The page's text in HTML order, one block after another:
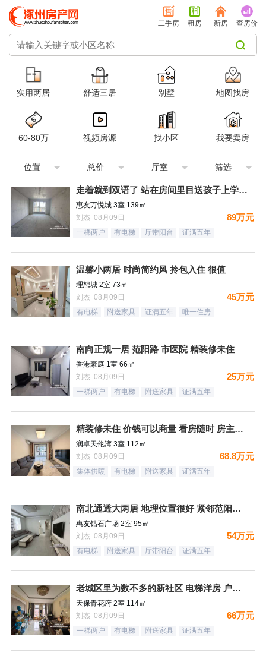
二手房 租房 新房 查房价
实用两居 舒适三居 别墅 地图找房
60-80万 视频房源 找小区 我要卖房
位置 总价 厅室 筛选
走着就到双语了 站在房间里目送孩子上学是一件多么幸福的事情
惠友万悦城 3室 139㎡
刘杰 08月09日
89万元
一梯两户 有电梯 厅带阳台 证满五年
温馨小两居 时尚简约风 拎包入住 很值
理想城 2室 73㎡
刘杰 08月09日
45万元
有电梯 附送家具 证满五年 唯一住房
南向正规一居 范阳路 市医院 精装修未住
香港豪庭 1室 66㎡
刘杰 08月09日
25万元
一梯两户 有电梯 附送家具 证满五年
精装修未住 价钱可以商量 看房随时 房主诚意出售
润卓天伦湾 3室 112㎡
刘杰 08月09日
68.8万元
集体供暖 有电梯 附送家具 证满五年
南北通透大两居 地理位置很好 紧邻范阳路 出门钻石广场 生
惠友钻石广场 2室 95㎡
刘杰 08月09日
54万元
有电梯 附送家具 厅带阳台 证满五年
老城区里为数不多的新社区 电梯洋房 户型方正
天保青花府 2室 114㎡
刘杰 08月09日
66万元
一梯两户 有电梯 附送家具 证满五年